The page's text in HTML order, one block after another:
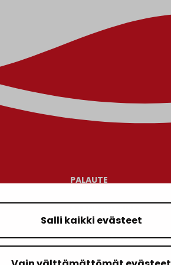
Salli kaikki evästeet
PALAUTE
YHTEYSTIEDOT